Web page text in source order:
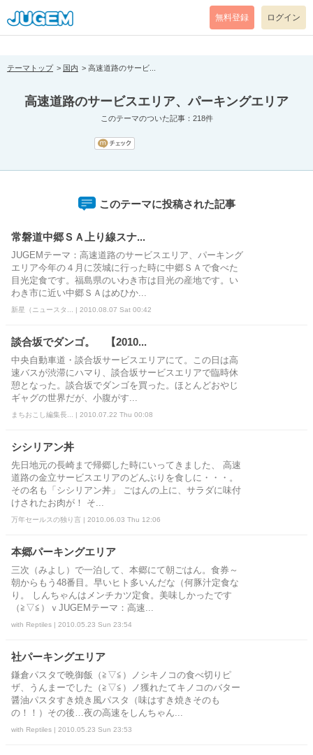
[pear_error: message="Success" code=0 mode=return level=notice
prefix="" info=""]
無料登録 ログイン
テーマトップ 国内 高速道路のサービ...
高速道路のサービスエリア、パーキングエリア
このテーマのついた記事：218件
このテーマに投稿された記事
常磐道中郷ＳＡ上り線スナ...
JUGEMテーマ：高速道路のサービスエリア、パーキング
エリア今年の４月に茨城に行った時に中郷ＳＡで食べた
目光定食です。福島県のいわき市は目光の産地です。い
わき市に近い中郷ＳＡはめひか...
新星（ニュースタ... | 2010.08.07 Sat 00:42
談合坂でダンゴ。 【2010...
中央自動車道・談合坂サービスエリアにて。この日は高
速バスが渋滞にハマり、談合坂サービスエリアで臨時休
憩となった。談合坂でダンゴを買った。ほとんどおやじ
ギャグの世界だが、小腹がす...
まちおこし編集長... | 2010.07.22 Thu 00:08
シシリアン丼
先日地元の長崎まで帰郷した時にいってきました、 高速
道路の金立サービスエリアのどんぶりを食しに・・・。
その名も「シシリアン丼」 ごはんの上に、サラダに味付
けされたお肉が！ そ...
万年セールスの独り言 | 2010.06.03 Thu 12:06
本郷パーキングエリア
三次（みよし）で一泊して、本郷にて朝ごはん。食券～
朝からもう48番目。早いヒト多いんだな（何豚汁定食な
り。 しんちゃんはメンチカツ定食。美味しかったです
（≧▽≦）ｖJUGEMテーマ：高速...
with Reptiles | 2010.05.23 Sun 23:54
社パーキングエリア
鎌倉パスタで晩御飯（≧▽≦）ノシキノコの食べ切りピ
ザ、うんまーでした（≧▽≦）ノ獲れたてキノコのバター
醤油パスタすき焼き風パスタ（味はすき焼きそのも
の！！）その後…夜の高速をしんちゃん...
with Reptiles | 2010.05.23 Sun 23:53